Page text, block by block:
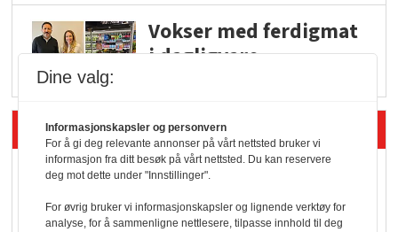
Vokser med ferdigmat
i dagligvare
Siste artikler - Butikk i praksis
Rema-flaggskip
dundrer videre
Dine valg:
Informasjonskapsler og personvern
For å gi deg relevante annonser på vårt nettsted bruker vi
informasjon fra ditt besøk på vårt nettsted. Du kan reservere
deg mot dette under "Innstillinger".
For øvrig bruker vi informasjonskapsler og lignende verktøy for
analyse, for å sammenligne nettlesere, tilpasse innhold til deg